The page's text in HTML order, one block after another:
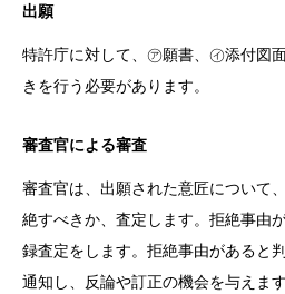
出願
特許庁に対して、㋐願書、㋑添付図
きを行う必要があります。
審査官による審査
審査官は、出願された意匠について
絶すべきか、査定します。拒絶事由
録査定をします。拒絶事由があると
通知し、反論や訂正の機会を与えま